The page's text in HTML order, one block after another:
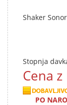
Shaker
Stopnja
Cena z
PO